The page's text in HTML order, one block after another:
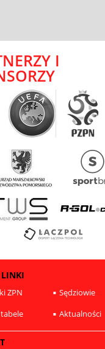
I
LINKI
ZPN
Sędziowie
Aktualności